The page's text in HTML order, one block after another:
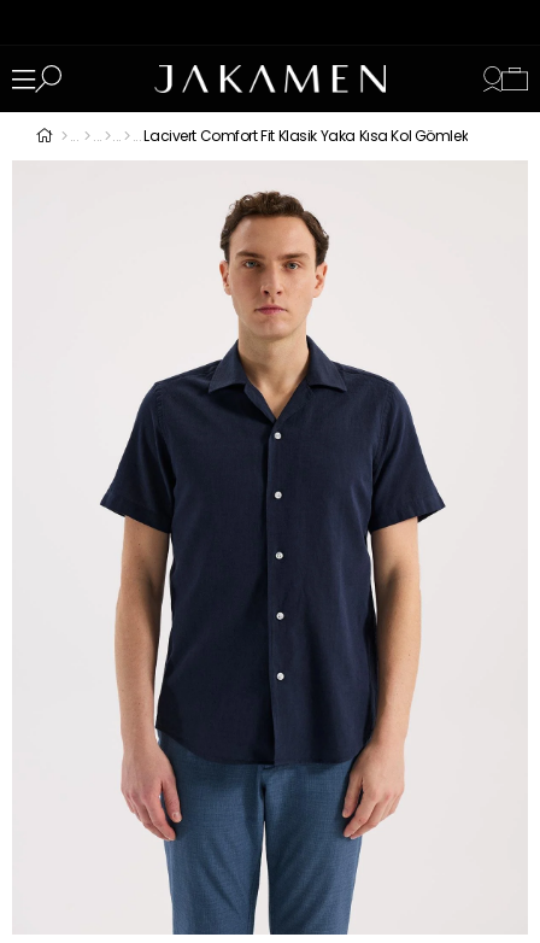
Lacivert Comfort Fit Klasik Yaka Kısa Kol Gömlek